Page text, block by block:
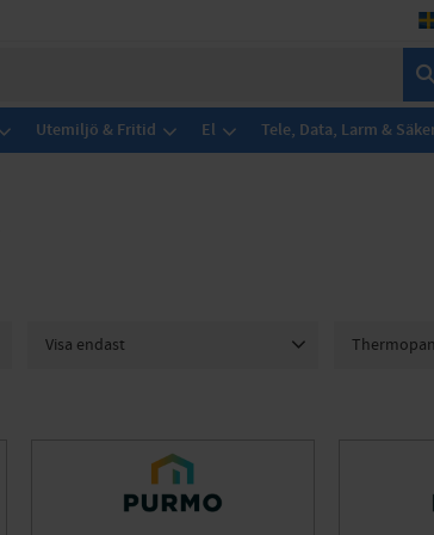
Utemiljö & Fritid El Tele, Data, Larm &
Visa endast